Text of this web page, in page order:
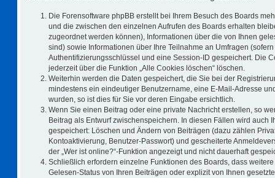
Die Forensoftware phpBB erstellt bei Ihrem Besuch des Boards
und die zwischen den einzelnen Aufrufen des Boards erhalten
zugeordnet werden können), Informationen über die von Ihnen
sind) sowie Informationen über Ihre Teilnahme an Umfragen
Authentifizierungsschlüssel und eine Session-ID gespeichert. Die
jederzeit über die Funktion „Alle Cookies löschen“ löschen.
Weiterhin werden die Daten gespeichert, die Sie bei der
mindestens ein eindeutiger Benutzername, eine E-Mail-Adresse
wurden, so ist dies für Sie vor deren Eingabe ersichtlich.
Wenn Sie einen Beitrag oder eine private Nachricht erstellen, so
Beitrag als Entwurf zwischenspeichern. In diesen Fällen wird
gespeichert: Löschen und Ändern von Beiträgen (dazu zählen
Kontoaktivierung, Benutzer-Passwort) und gescheiterte
der „Wer ist online?“-Funktion angezeigt und nicht dauerhaft
Schließlich erfordern einzelne Funktionen des Boards, dass
Gelesen-Status von Ihren Beiträgen oder explizit von Ihnen